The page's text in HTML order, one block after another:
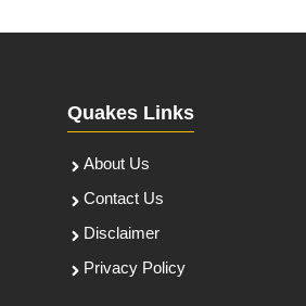
Quakes Links
About Us
Contact Us
Disclaimer
Privacy Policy